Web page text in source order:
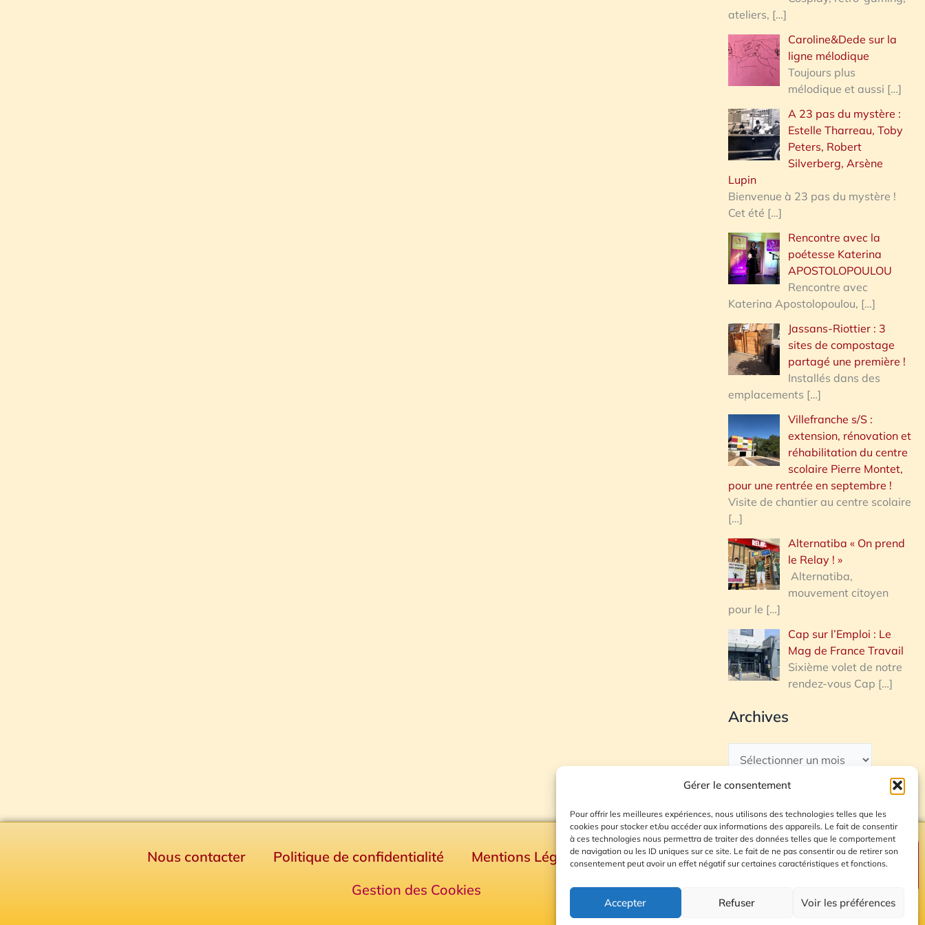
Gérer le consentement
Pour offrir les meilleures expériences, nous utilisons des technologies telles que les
cookies pour stocker et/ou accéder aux informations des appareils. Le fait de consentir
à ces technologies nous permettra de traiter des données telles que le comportement
de navigation ou les ID uniques sur ce site. Le fait de ne pas consentir ou de retirer son
consentement peut avoir un effet négatif sur certaines caractéristiques et fonctions.
Accepter Refuser Voir les préférences
ateliers, […]
Caroline&Dede sur la
ligne mélodique
Toujours plus
mélodique et aussi […]
A 23 pas du mystère :
Estelle Tharreau, Toby
Peters, Robert
Silverberg, Arsène
Lupin
Bienvenue à 23 pas du mystère !
Cet été […]
Rencontre avec la
poétesse Katerina
APOSTOLOPOULOU
Rencontre avec
Katerina Apostolopoulou, […]
Jassans-Riottier : 3
sites de compostage
partagé une première !
Installés dans des
emplacements […]
Villefranche s/S :
extension, rénovation et
réhabilitation du centre
scolaire Pierre Montet,
pour une rentrée en septembre !
Visite de chantier au centre scolaire
[…]
Alternatiba « On prend
le Relay ! »
Alternatiba,
mouvement citoyen
pour le […]
Cap sur l’Emploi : Le
Mag de France Travail
Sixième volet de notre
rendez-vous Cap […]
Archives
Nous contacter Politique de confidentialité Mentions Légales
Plan du site
Gestion des Cookies